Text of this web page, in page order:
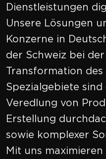
Dienstleistungen
Unsere Lösungen
Konzerne in
der Schweiz bei
Transformation
Spezialgebiete
Veredlung von
Erstellung
sowie komplexer
Mit uns